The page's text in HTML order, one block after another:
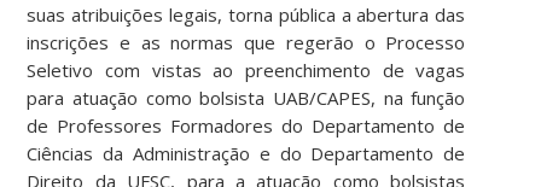
suas atribuições legais, torna pública a abertura das
inscrições e as normas que regerão o Processo
Seletivo com vistas ao preenchimento de vagas
para atuação como bolsista UAB/CAPES, na função
de Professores Formadores do Departamento de
Ciências da Administração e do Departamento de
Direito da UFSC, para a atuação como bolsistas